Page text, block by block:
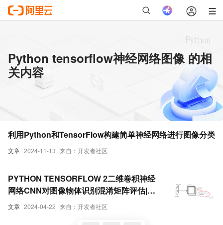
Python tensorflow神经网络图像 的相
关内容
文章 2024-11-13 来自：开发者社区
利用Python和TensorFlow构建简单神经网络进行图像分类
文章 2024-04-22 来自：开发者社区
PYTHON TENSORFLOW 2二维卷积神经
网络CNN对图像物体识别混淆矩阵评估|数
据分享